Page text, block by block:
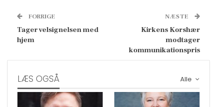
FORRIGE
Tager velsignelsen med
hjem
NÆSTE
Kirkens Korshær
modtager
kommunikationspris
Alle
LÆS OGSÅ